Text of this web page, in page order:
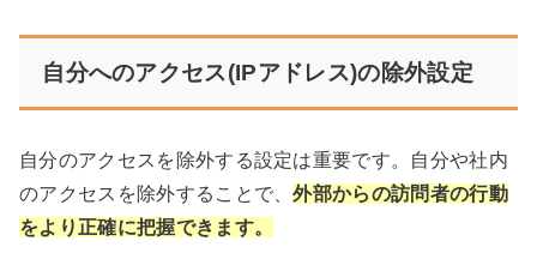
自分へのアクセス(IPアドレス)の除外設定
自分のアクセスを除外する設定は重要です。自分や社内
のアクセスを除外することで、外部からの訪問者の行動
をより正確に把握できます。